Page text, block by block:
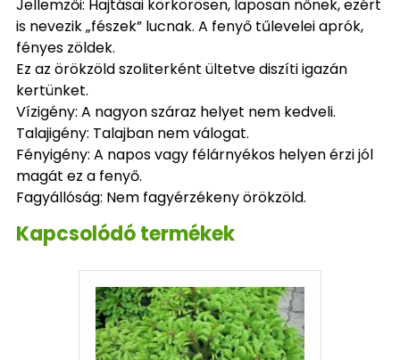
Jellemzői: Hajtásai körkörösen, laposan nőnek, ezért
is nevezik „fészek” lucnak. A fenyő tűlevelei aprók,
fényes zöldek.
Ez az örökzöld szoliterként ültetve diszíti igazán
kertünket.
Vízigény: A nagyon száraz helyet nem kedveli.
Talajigény: Talajban nem válogat.
Fényigény: A napos vagy félárnyékos helyen érzi jól
magát ez a fenyő.
Fagyállóság: Nem fagyérzékeny örökzöld.
Kapcsolódó termékek